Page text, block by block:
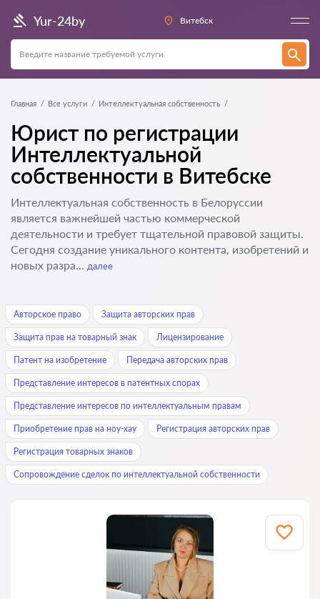
Yur-24by Витебск
Главная Все услуги Интеллектуальная собственность
Юрист по регистрации
Интеллектуальной
собственности в Витебске
Интеллектуальная собственность в Белоруссии
является важнейшей частью коммерческой
деятельности и требует тщательной правовой защиты.
Сегодня создание уникального контента, изобретений и
новых разра... далее
Авторское право Защита авторских прав
Защита прав на товарный знак Лицензирование
Патент на изобретение Передача авторских прав
Представление интересов в патентных спорах
Представление интересов по интеллектуальным правам
Приобретение прав на ноу-хау Регистрация авторских прав
Регистрация товарных знаков
Сопровождение сделок по интеллектуальной собственности